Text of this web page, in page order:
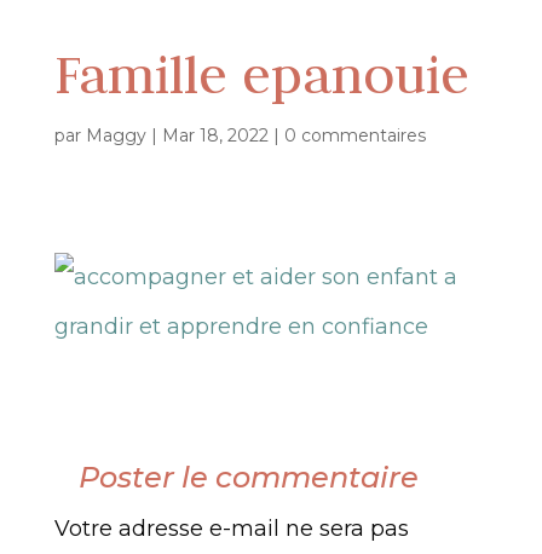
Famille epanouie
par Maggy| Mar 18, 2022| 0 commentaires
Poster le commentaire
Votre adresse e-mail ne sera pas